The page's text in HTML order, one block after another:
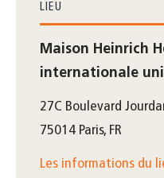
LIEU
Maison Heinrich
internationale
27C Boulevard
75014 Paris, FR
Les informations du